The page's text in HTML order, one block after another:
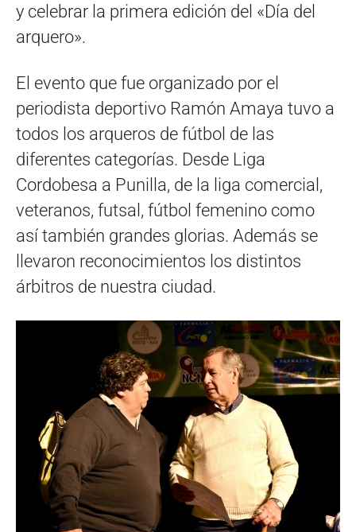
y celebrar la primera edición del «Día del
arquero».
El evento que fue organizado por el
periodista deportivo Ramón Amaya tuvo a
todos los arqueros de fútbol de las
diferentes categorías. Desde Liga
Cordobesa a Punilla, de la liga comercial,
veteranos, futsal, fútbol femenino como
así también grandes glorias. Además se
llevaron reconocimientos los distintos
árbitros de nuestra ciudad.